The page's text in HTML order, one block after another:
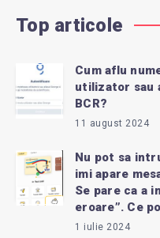
Top articole
Cum aflu
utilizator sau
BCR?
11 august 2024
Nu pot sa
imi apare
Se pare ca a
eroare”. Ce
1 iulie 2024